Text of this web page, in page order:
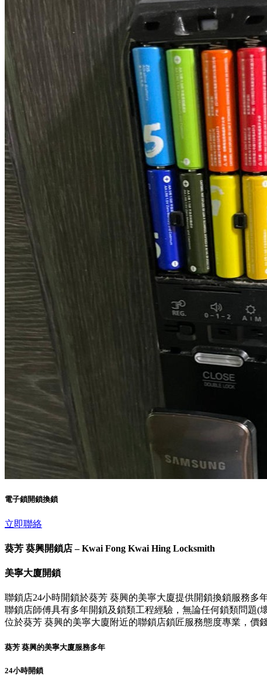
電子鎖開鎖換鎖
立即聯絡
葵芳 葵興開鎖店 – Kwai Fong Kwai Hing Locksmith
美寧大廈開鎖
聯鎖店24小時開鎖於葵芳 葵興的美寧大廈提供開鎖換鎖服務多
聯鎖店師傅具有多年開鎖及鎖類工程經驗，無論任何鎖類問題(
位於葵芳 葵興的美寧大廈附近的聯鎖店鎖匠服務態度專業，價
葵芳 葵興的美寧大廈服務多年
24小時開鎖